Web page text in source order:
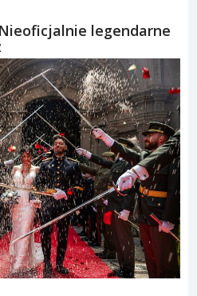
legendarne